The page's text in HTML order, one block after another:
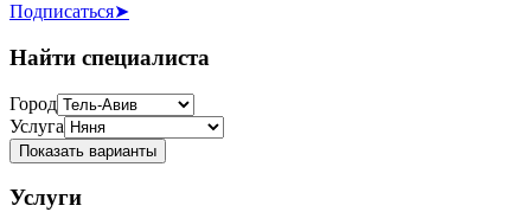
Подписаться➤
Найти специалиста
Город
Услуга
Показать варианты
Услуги